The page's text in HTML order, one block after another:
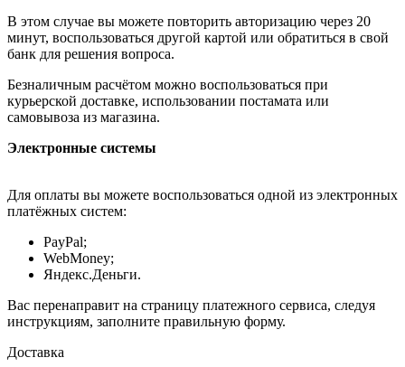
В этом случае вы можете повторить авторизацию через 20
минут, воспользоваться другой картой или обратиться в свой
банк для решения вопроса.
Безналичным расчётом можно воспользоваться при
курьерской доставке, использовании постамата или
самовывоза из магазина.
Электронные системы
Для оплаты вы можете воспользоваться одной из электронных
платёжных систем:
PayPal;
WebMoney;
Яндекс.Деньги.
Вас перенаправит на страницу платежного сервиса, следуя
инструкциям, заполните правильную форму.
Доставка